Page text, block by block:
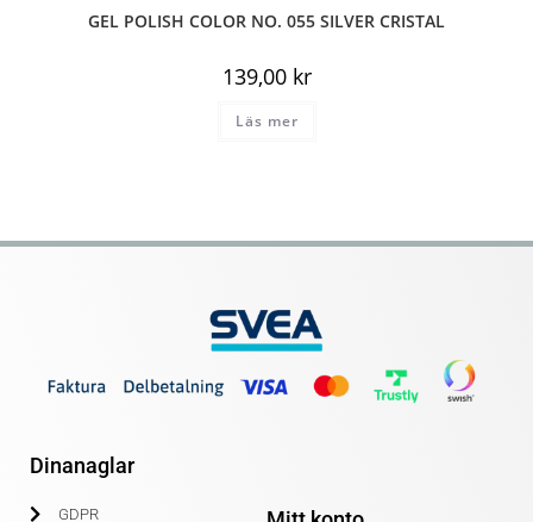
GEL POLISH COLOR NO. 055 SILVER CRISTAL
139,00 kr
Läs mer
Dinanaglar
GDPR